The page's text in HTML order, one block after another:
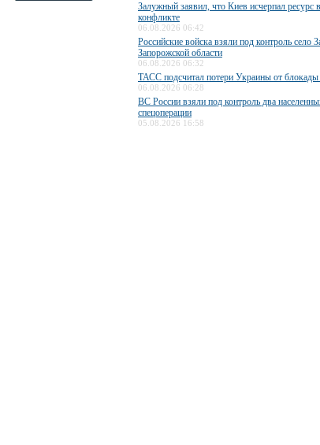
Залужный заявил, что Киев исчерпал ресурс
конфликте
06.08.2026 06:42
Российские войска взяли под контроль село
Запорожской области
06.08.2026 06:32
ТАСС подсчитал потери Украины от блокады
06.08.2026 06:28
ВС России взяли под контроль два
спецоперации
05.08.2026 16:58